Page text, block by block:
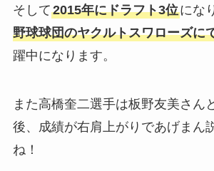
そして2015年にドラフト3位にな
野球球団のヤクルトスワローズに
躍中になります。
また高橋奎二選手は板野友美さん
後、成績が右肩上がりであげまん
ね！